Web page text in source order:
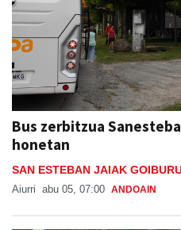
Bus zerbitzua
honetan
SAN ESTEBAN JAIAK
Aiurri abu 05, 07:00 ANDOAIN